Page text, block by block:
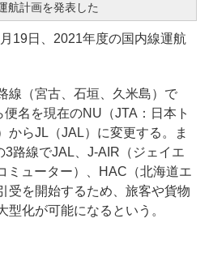
航計画を発表した
19日、2021年度の国内線運航
線（宮古、石垣、久米島）で
名を現在のNU（JTA：日本ト
からJL（JAL）に変更する。ま
3路線でJAL、J-AIR（ジェイエ
ミューター）、HAC（北海道エ
受を開始するため、旅客や貨物
型化が可能になるという。